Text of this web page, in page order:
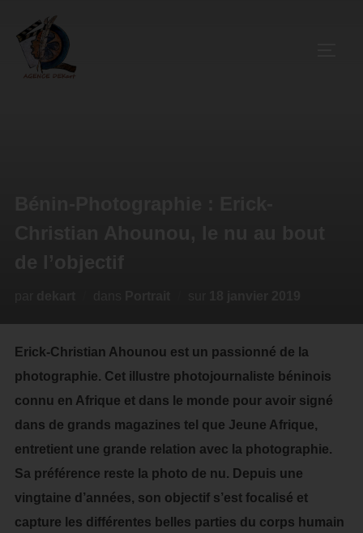
Erick-Christian Ahounou est un passionné de la
photographie. Cet illustre photojournaliste béninois
connu en Afrique et dans le monde pour avoir signé
dans de grands magazines tel que Jeune Afrique,
entretient une grande relation avec la photographie.
Sa préférence reste la photo de nu. Depuis une
vingtaine d’années, son objectif s’est focalisé et
capture les différentes belles parties du corps humain